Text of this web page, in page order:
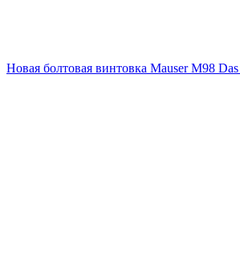
Новая болтовая винтовка Mauser M98